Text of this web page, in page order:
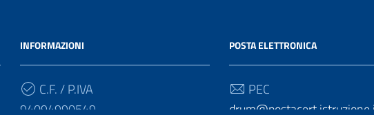
INFORMAZIONI
C.F. / P.IVA
94094990549
POSTA ELETTRONICA
PEC